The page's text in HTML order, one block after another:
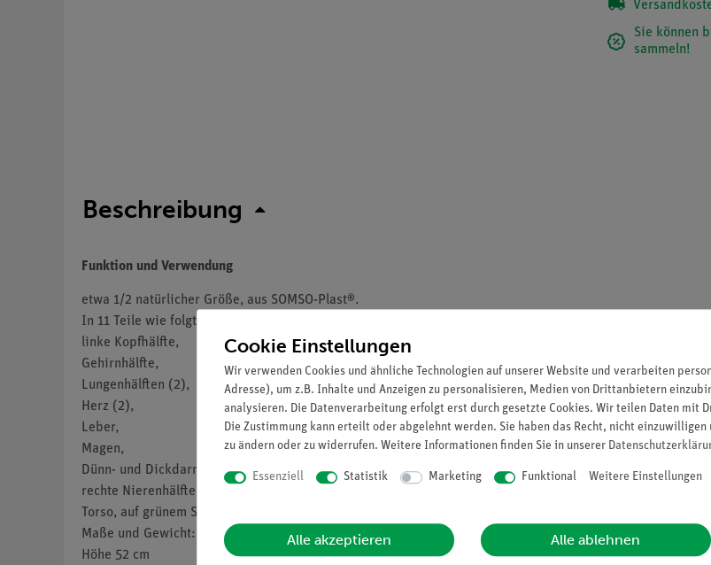
Sie können
sammeln!
Beschreibung
Funktion und Verwendung
etwa 1/2 natürlicher Größe, aus SOMSO-Plast®.
In 11 Teile wie folgt zerlegbar:
linke Kopfhälfte,
Gehirnhälfte,
Lungenhälften (2),
Herz (2),
Leber,
Magen,
Dünn- und Dickdarm,
rechte Nierenhälfte,
Torso, auf grünem Sockel.
Maße und Gewicht:
Höhe 52 cm
Cookie Einstellungen
Wir verwenden Cookies und ähnliche Technologien auf unserer Website und verarbeiten
Adresse), um z.B. Inhalte und Anzeigen zu personalisieren, Medien von Drittanbietern
analysieren. Die Datenverarbeitung erfolgt erst durch gesetzte Cookies. Wir teilen Daten mit
Die Zustimmung kann erteilt oder abgelehnt werden. Sie haben das Recht, nicht
zu ändern oder zu widerrufen. Weitere Informationen finden Sie in unserer
Essenziell Statistik Marketing Funktional Weitere Einstellungen
Alle akzeptieren Alle ablehnen